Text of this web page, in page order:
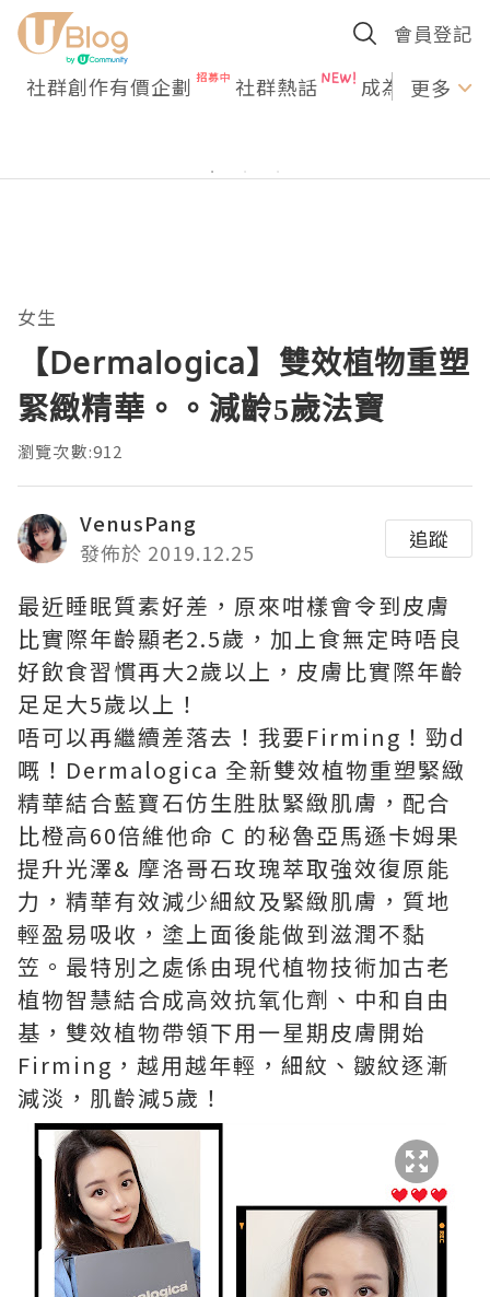
會員登記
社群創作有價企劃 社群熱話 成為U更多
女生
【Dermalogica】雙效植物重塑
緊緻精華。。減齡5歲法寶
瀏覽次數:912
VenusPang
發佈於 2019.12.25
追蹤
最近睡眠質素好差，原來咁樣會令到皮膚
比實際年齡顯老2.5歲，加上食無定時唔良
好飲食習慣再大2歲以上，皮膚比實際年齡
足足大5歲以上！
唔可以再繼續差落去！我要Firming！勁d
嘅！Dermalogica 全新雙效植物重塑緊緻
精華結合藍寶石仿生胜肽緊緻肌膚，配合
比橙高60倍維他命 C 的秘魯亞馬遜卡姆果
提升光澤& 摩洛哥石玫瑰萃取強效復原能
力，精華有效減少細紋及緊緻肌膚，質地
輕盈易吸收，塗上面後能做到滋潤不黏
笠。最特別之處係由現代植物技術加古老
植物智慧結合成高效抗氧化劑、中和自由
基，雙效植物帶領下用一星期皮膚開始
Firming，越用越年輕，細紋、皺紋逐漸
減淡，肌齡減5歲！